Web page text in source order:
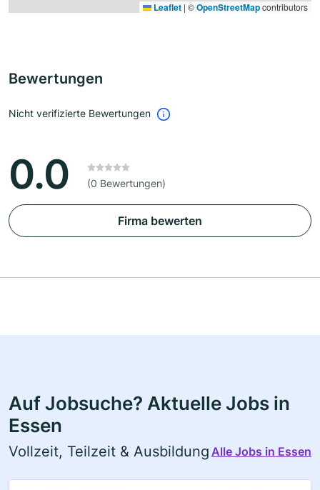
Leaflet | ©OpenStreetMapcontributors
Bewertungen
Nicht verifizierte Bewertungen
0.0 (0 Bewertungen)
Firma bewerten
Auf Jobsuche? Aktuelle Jobs in
Essen
Vollzeit, Teilzeit & Ausbildung Alle Jobs in Essen